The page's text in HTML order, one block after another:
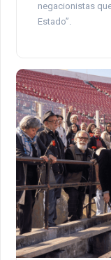
negacionistas
Estado”.